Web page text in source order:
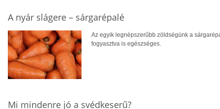
A nyár slágere – sárgarépalé
Az egyik legnépszerűbb zöldségünk a
fogyasztva is egészséges.
Mi mindenre jó a svédkeserű?